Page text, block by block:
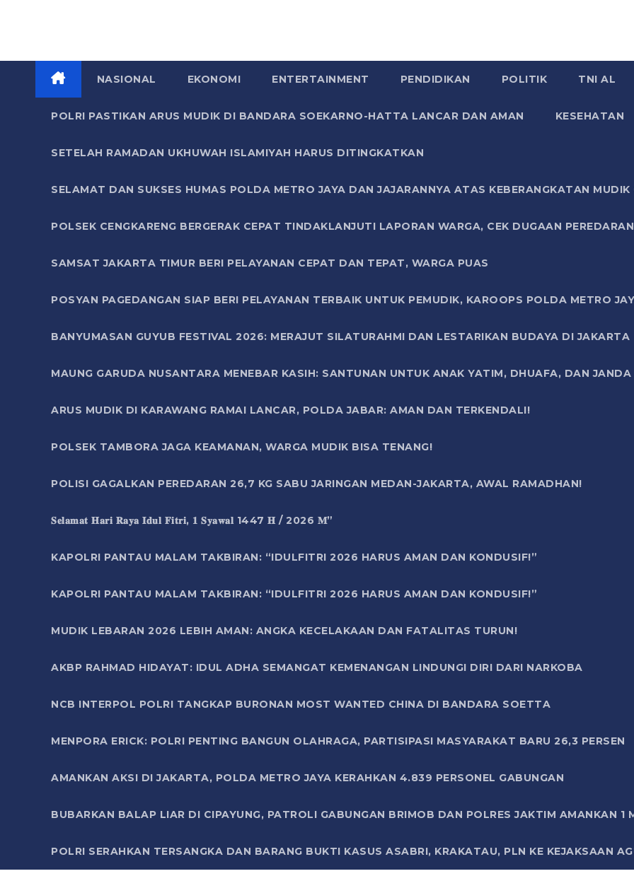
NASIONAL EKONOMI ENTERTAINMENT PENDIDIKAN POLITIK TNI AL
POLRI PASTIKAN ARUS MUDIK DI BANDARA SOEKARNO-HATTA LANCAR DAN AMAN KESEHATAN
SETELAH RAMADAN UKHUWAH ISLAMIYAH HARUS DITINGKATKAN
SELAMAT DAN SUKSES HUMAS POLDA METRO JAYA DAN JAJARANNYA ATAS KEBERANGKATAN
POLSEK CENGKARENG BERGERAK CEPAT TINDAKLANJUTI LAPORAN WARGA, CEK DUGAAN
SAMSAT JAKARTA TIMUR BERI PELAYANAN CEPAT DAN TEPAT, WARGA PUAS
POSYAN PAGEDANGAN SIAP BERI PELAYANAN TERBAIK UNTUK PEMUDIK, KAROOPS POLDA METRO
BANYUMASAN GUYUB FESTIVAL 2026: MERAJUT SILATURAHMI DAN LESTARIKAN BUDAYA DI JAKARTA
MAUNG GARUDA NUSANTARA MENEBAR KASIH: SANTUNAN UNTUK ANAK YATIM, DHUAFA, DAN
ARUS MUDIK DI KARAWANG RAMAI LANCAR, POLDA JABAR: AMAN DAN TERKENDALI!
POLSEK TAMBORA JAGA KEAMANAN, WARGA MUDIK BISA TENANG!
POLISI GAGALKAN PEREDARAN 26,7 KG SABU JARINGAN MEDAN-JAKARTA, AWAL RAMADHAN!
𝐒𝐞𝐥𝐚𝐦𝐚𝐭 𝐇𝐚𝐫𝐢 𝐑𝐚𝐲𝐚 𝐈𝐝𝐮𝐥 𝐅𝐢𝐭𝐫𝐢, 𝟏 𝐒𝐲𝐚𝐰𝐚𝐥 1447 𝐇 / 2026 𝐌”
KAPOLRI PANTAU MALAM TAKBIRAN: “IDULFITRI 2026 HARUS AMAN DAN KONDUSIF!”
KAPOLRI PANTAU MALAM TAKBIRAN: “IDULFITRI 2026 HARUS AMAN DAN KONDUSIF!”
MUDIK LEBARAN 2026 LEBIH AMAN: ANGKA KECELAKAAN DAN FATALITAS TURUN!
AKBP RAHMAD HIDAYAT: IDUL ADHA SEMANGAT KEMENANGAN LINDUNGI DIRI DARI NARKOBA
NCB INTERPOL POLRI TANGKAP BURONAN MOST WANTED CHINA DI BANDARA SOETTA
MENPORA ERICK: POLRI PENTING BANGUN OLAHRAGA, PARTISIPASI MASYARAKAT BARU 26,3 PERSEN
AMANKAN AKSI DI JAKARTA, POLDA METRO JAYA KERAHKAN 4.839 PERSONEL GABUNGAN
BUBARKAN BALAP LIAR DI CIPAYUNG, PATROLI GABUNGAN BRIMOB DAN POLRES JAKTIM AMANKAN 1
POLRI SERAHKAN TERSANGKA DAN BARANG BUKTI KASUS ASABRI, KRAKATAU, PLN KE KEJAKSAAN